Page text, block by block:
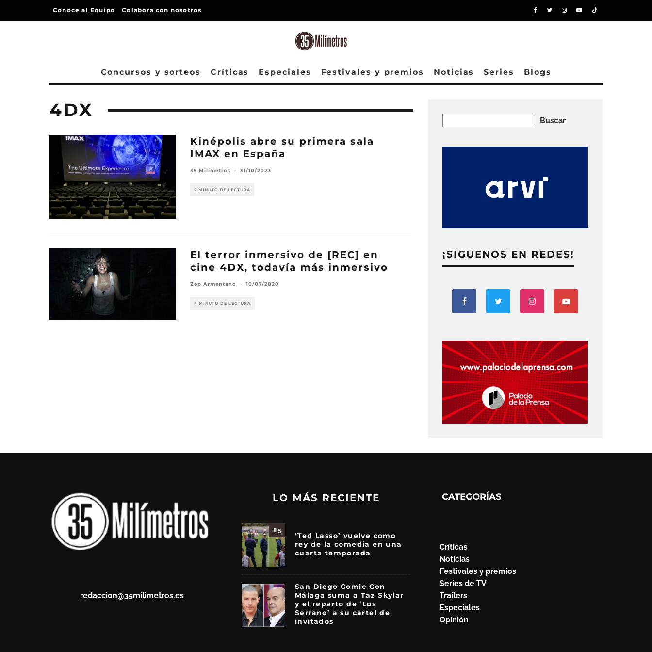
Conoce al Equipo Colabora con nosotros
Concursos y sorteos Críticas Especiales Festivales y premios Noticias Series Blogs
4DX
Kinépolis abre su primera sala
IMAX en España
35 Milímetros · 31/10/2023
2 MINUTO DE LECTURA
El terror inmersivo de [REC] en
cine 4DX, todavía más inmersivo
Zep Armentano · 10/07/2020
4 MINUTO DE LECTURA
Buscar
¡SIGUENOS EN REDES!
redaccion@35milimetros.es
LO MÁS RECIENTE
8.5
‘Ted Lasso’ vuelve como
rey de la comedia en una
cuarta temporada
San Diego Comic-Con
Málaga suma a Taz Skylar
y el reparto de ‘Los
Serrano’ a su cartel de
invitados
CATEGORÍAS
Críticas
Noticias
Festivales y premios
Series de TV
Trailers
Especiales
Opinión